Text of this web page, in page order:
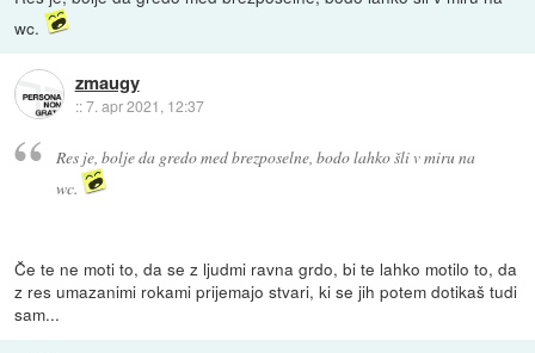
wc.
zmaugy
::7. apr 2021, 12:37
Res je, bolje da gredo med brezposelne, bodo lahko šli v miru na
wc.
Če te ne moti to, da se z ljudmi ravna grdo, bi te lahko motilo to, da
z res umazanimi rokami prijemajo stvari, ki se jih potem dotikaš tudi
sam...